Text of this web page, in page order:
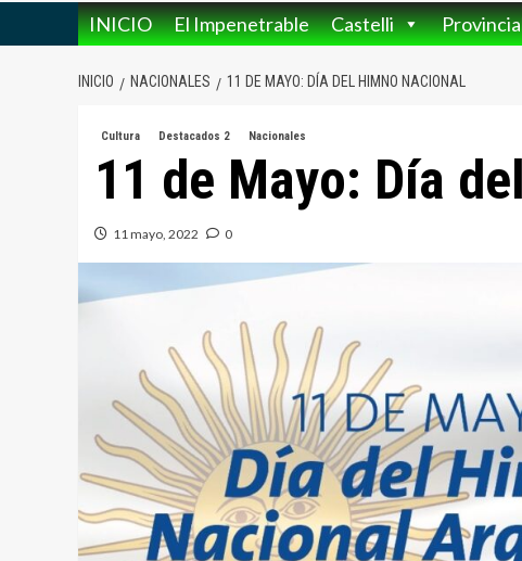
INICIO El Impenetrable Castelli
INICIO NACIONALES 11 DE MAYO: DÍA DEL HIMNO NACIONAL
Cultura Destacados 2 Nacionales
11 de Mayo: Día
11 mayo, 2022 0